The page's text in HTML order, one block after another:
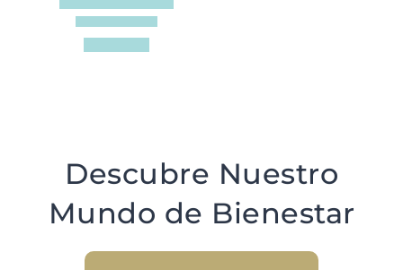
Descubre Nuestro
Mundo de Bienestar